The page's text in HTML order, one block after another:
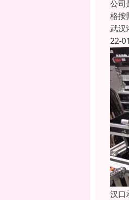
公司
格按
武汉
22-
汉口